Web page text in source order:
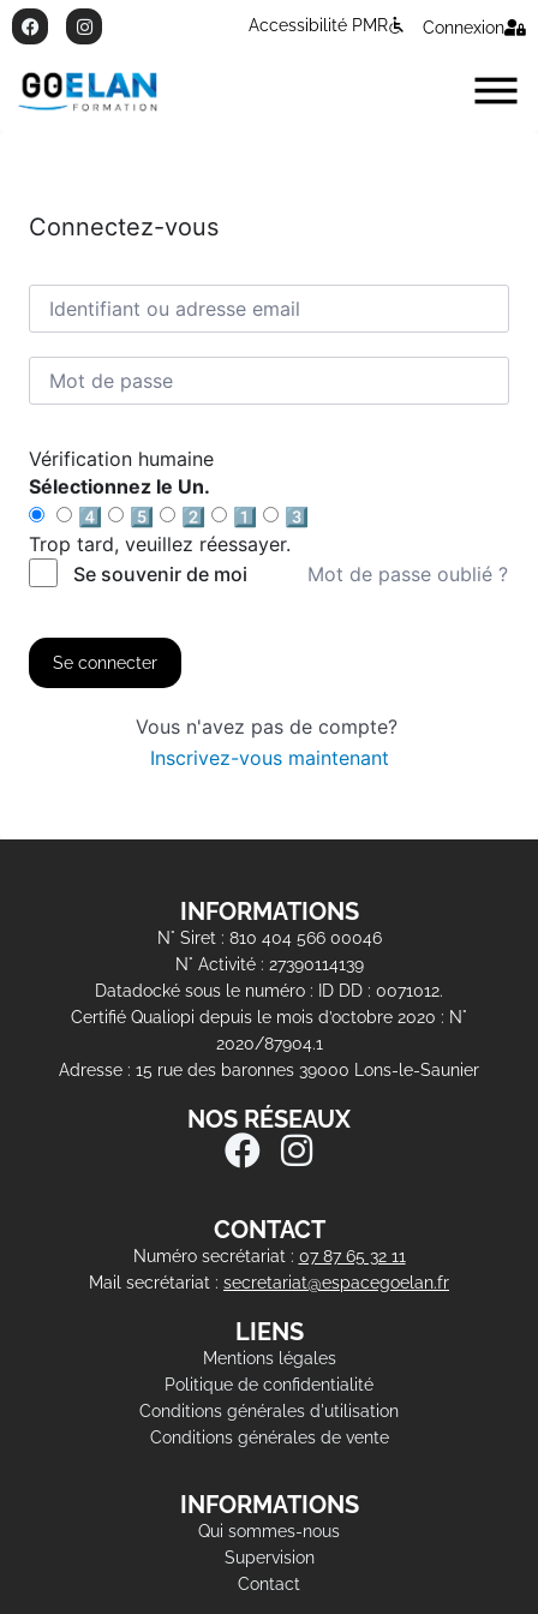
Accessibilité PMR Connexion
Connectez-vous
Vérification humaine
Sélectionnez le Un.
4️⃣
5️⃣ 2️⃣ 1️⃣
3️⃣
Trop tard, veuillez réessayer.
Se souvenir de moi
Mot de passe oublié ?
Se connecter
Vous n'avez pas de compte?
Inscrivez-vous maintenant
INFORMATIONS
N° Siret : 810 404 566 00046
N° Activité : 27390114139
Datadocké sous le numéro : ID DD : 0071012.
Certifié Qualiopi depuis le mois d’octobre 2020 : N°
2020/87904.1
Adresse : 15 rue des baronnes 39000 Lons-le-Saunier
NOS RÉSEAUX
CONTACT
Numéro secrétariat : 07 87 65 32 11
Mail secrétariat : secretariat@espacegoelan.fr
LIENS
Mentions légales
Politique de confidentialité
Conditions générales d'utilisation
Conditions générales de vente
INFORMATIONS
Qui sommes-nous
Supervision
Contact